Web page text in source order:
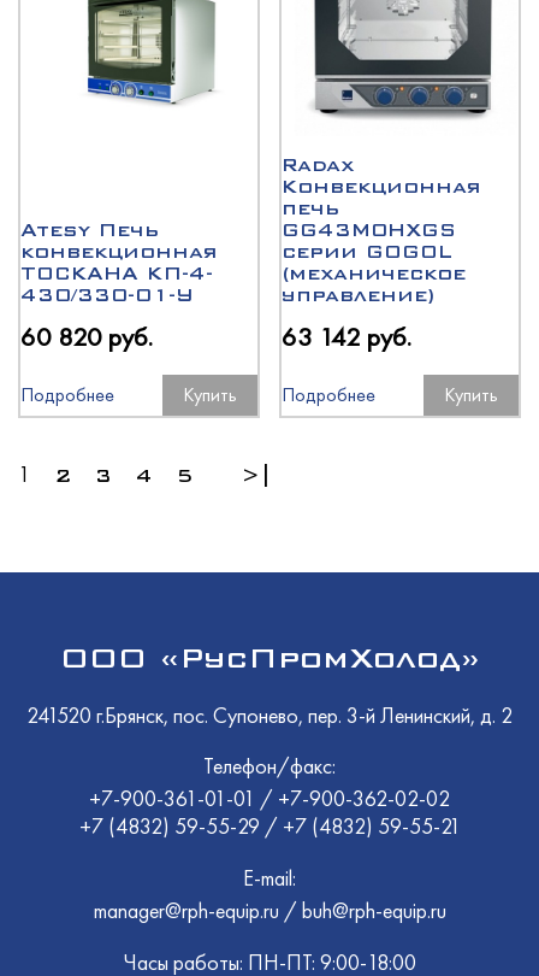
Atesy Печь
конвекционная
ТОСКАНА КП-4-
430/330-01-У
60 820 руб.
Подробнее Купить
Radax
Конвекционная
печь
GG43M0HXGS
серии GOGOL
(механическое
управление)
63 142 руб.
Подробнее Купить
1 2 3 4 5 >|
ООО «РусПромХолод»
241520 г.Брянск, пос. Супонево, пер. 3-й Ленинский, д. 2
Телефон/факс:
+7-900-361-01-01 / +7-900-362-02-02
+7 (4832) 59-55-29 / +7 (4832) 59-55-21
E-mail:
manager@rph-equip.ru / buh@rph-equip.ru
Часы работы: ПН-ПТ: 9:00-18:00